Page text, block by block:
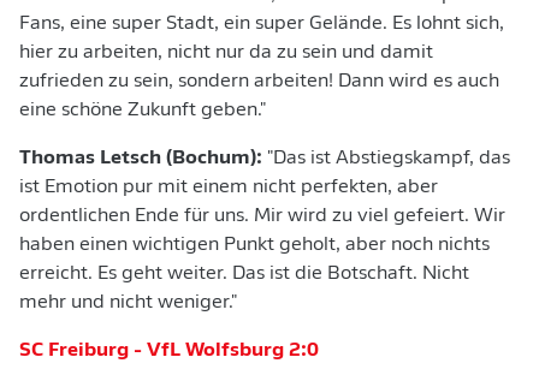
Fans, eine super Stadt, ein super Gelände. Es lohnt sich,
hier zu arbeiten, nicht nur da zu sein und damit
zufrieden zu sein, sondern arbeiten! Dann wird es auch
eine schöne Zukunft geben."
Thomas Letsch (Bochum): "Das ist Abstiegskampf, das
ist Emotion pur mit einem nicht perfekten, aber
ordentlichen Ende für uns. Mir wird zu viel gefeiert. Wir
haben einen wichtigen Punkt geholt, aber noch nichts
erreicht. Es geht weiter. Das ist die Botschaft. Nicht
mehr und nicht weniger."
SC Freiburg - VfL Wolfsburg 2:0